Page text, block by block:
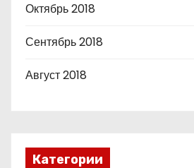
Октябрь 2018
Сентябрь 2018
Август 2018
Категории